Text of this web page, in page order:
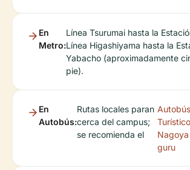
En
Metro:
Línea Tsurumai hasta la
Línea Higashiyama hasta la
Yabacho (aproximadamente
pie).
En
Autobús:
Rutas locales paran
cerca del campus;
se recomienda el
Autobús
guru